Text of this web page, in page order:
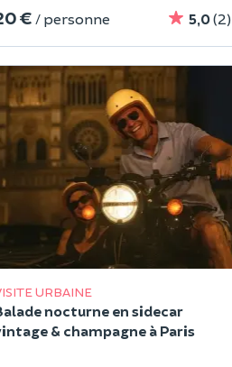
€ / personne 5,0(2)
URBAINE
nocturne en sidecar
& champagne à Paris